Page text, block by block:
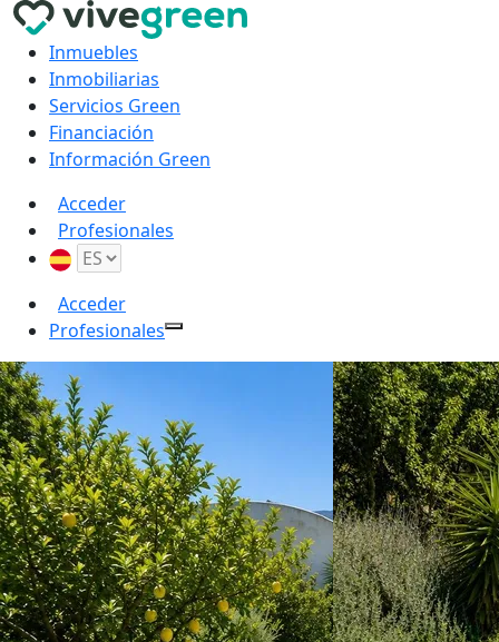
Inmuebles
Inmobiliarias
Servicios Green
Financiación
Información Green
Acceder
Profesionales
Acceder
Profesionales